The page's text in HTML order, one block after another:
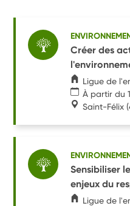
Créer des
Ligue de
À partir du
Saint-Félix
Sensibiliser
enjeux du
Ligue de